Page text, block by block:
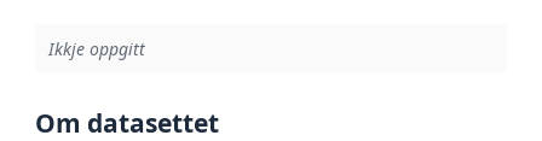
Ikkje oppgitt
Om datasettet